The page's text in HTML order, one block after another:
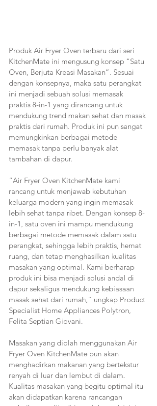
Produk Air Fryer Oven terbaru dari seri
KitchenMate ini mengusung konsep “Satu
Oven, Berjuta Kreasi Masakan”. Sesuai
dengan konsepnya, maka satu perangkat
ini menjadi sebuah solusi memasak
praktis 8-in-1 yang dirancang untuk
mendukung trend makan sehat dan masak
praktis dari rumah. Produk ini pun sangat
memungkinkan berbagai metode
memasak tanpa perlu banyak alat
tambahan di dapur.
“Air Fryer Oven KitchenMate kami
rancang untuk menjawab kebutuhan
keluarga modern yang ingin memasak
lebih sehat tanpa ribet. Dengan konsep 8-
in-1, satu oven ini mampu mendukung
berbagai metode memasak dalam satu
perangkat, sehingga lebih praktis, hemat
ruang, dan tetap menghasilkan kualitas
masakan yang optimal. Kami berharap
produk ini bisa menjadi solusi andal di
dapur sekaligus mendukung kebiasaan
masak sehat dari rumah,” ungkap Product
Specialist Home Appliances Polytron,
Felita Septian Giovani.
Masakan yang diolah menggunakan Air
Fryer Oven KitchenMate pun akan
menghadirkan makanan yang bertekstur
renyah di luar dan lembut di dalam.
Kualitas masakan yang begitu optimal itu
akan didapatkan karena rancangan